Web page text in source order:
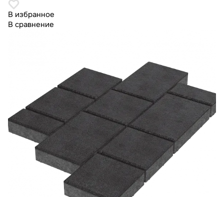
В избранное
В сравнение